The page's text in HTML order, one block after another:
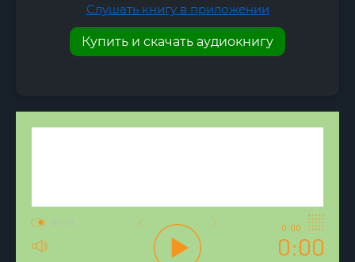
Слушать книгу в приложении
Купить и скачать аудиокнигу
0:00
0:00
AUTO